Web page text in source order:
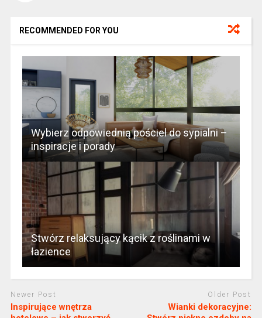
RECOMMENDED FOR YOU
Wybierz odpowiednią pościel do sypialni –
inspiracje i porady
Stwórz relaksujący kącik z roślinami w
łazience
Newer Post
Inspirujące wnętrza
Older Post
Wianki dekoracyjne: